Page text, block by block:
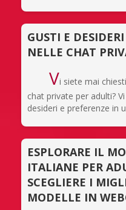
GUSTI E
NELLE CHAT
Vi siete mai
chat private per adulti?
desideri e preferenze in
ESPLORARE IL
ITALIANE PER
SCEGLIERE I
MODELLE IN